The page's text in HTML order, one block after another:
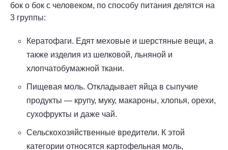
бок о бок с человеком, по способу питания делятся на
3 группы:
Кератофаги. Едят меховые и шерстяные вещи, а
также изделия из шелковой, льняной и
хлопчатобумажной ткани.
Пищевая моль. Откладывает яйца в сыпучие
продукты — крупу, муку, макароны, хлопья, орехи,
сухофрукты и даже чай.
Сельскохозяйственные вредители. К этой
категории относятся картофельная моль,